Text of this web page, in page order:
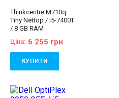
Кількість ядер
процесора: 4
Оперативна пам'ять:
8 GB (DDR4)
Відеокарта:
Інтегрована
Об'єм накопичувача:
320 GB HDD
Клас:
Комплектація:
Thinkcentre M710q
Tiny Nettop / i5-7400T
/ 8 GB RAM
Ціна: 6 255 грн
КУПИТИ
Лінійка:
Lenovo